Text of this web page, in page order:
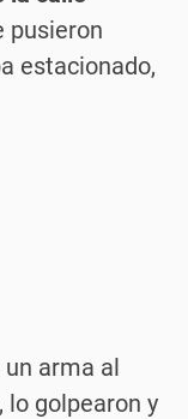
pusieron
estacionado,
arma al
golpearon y